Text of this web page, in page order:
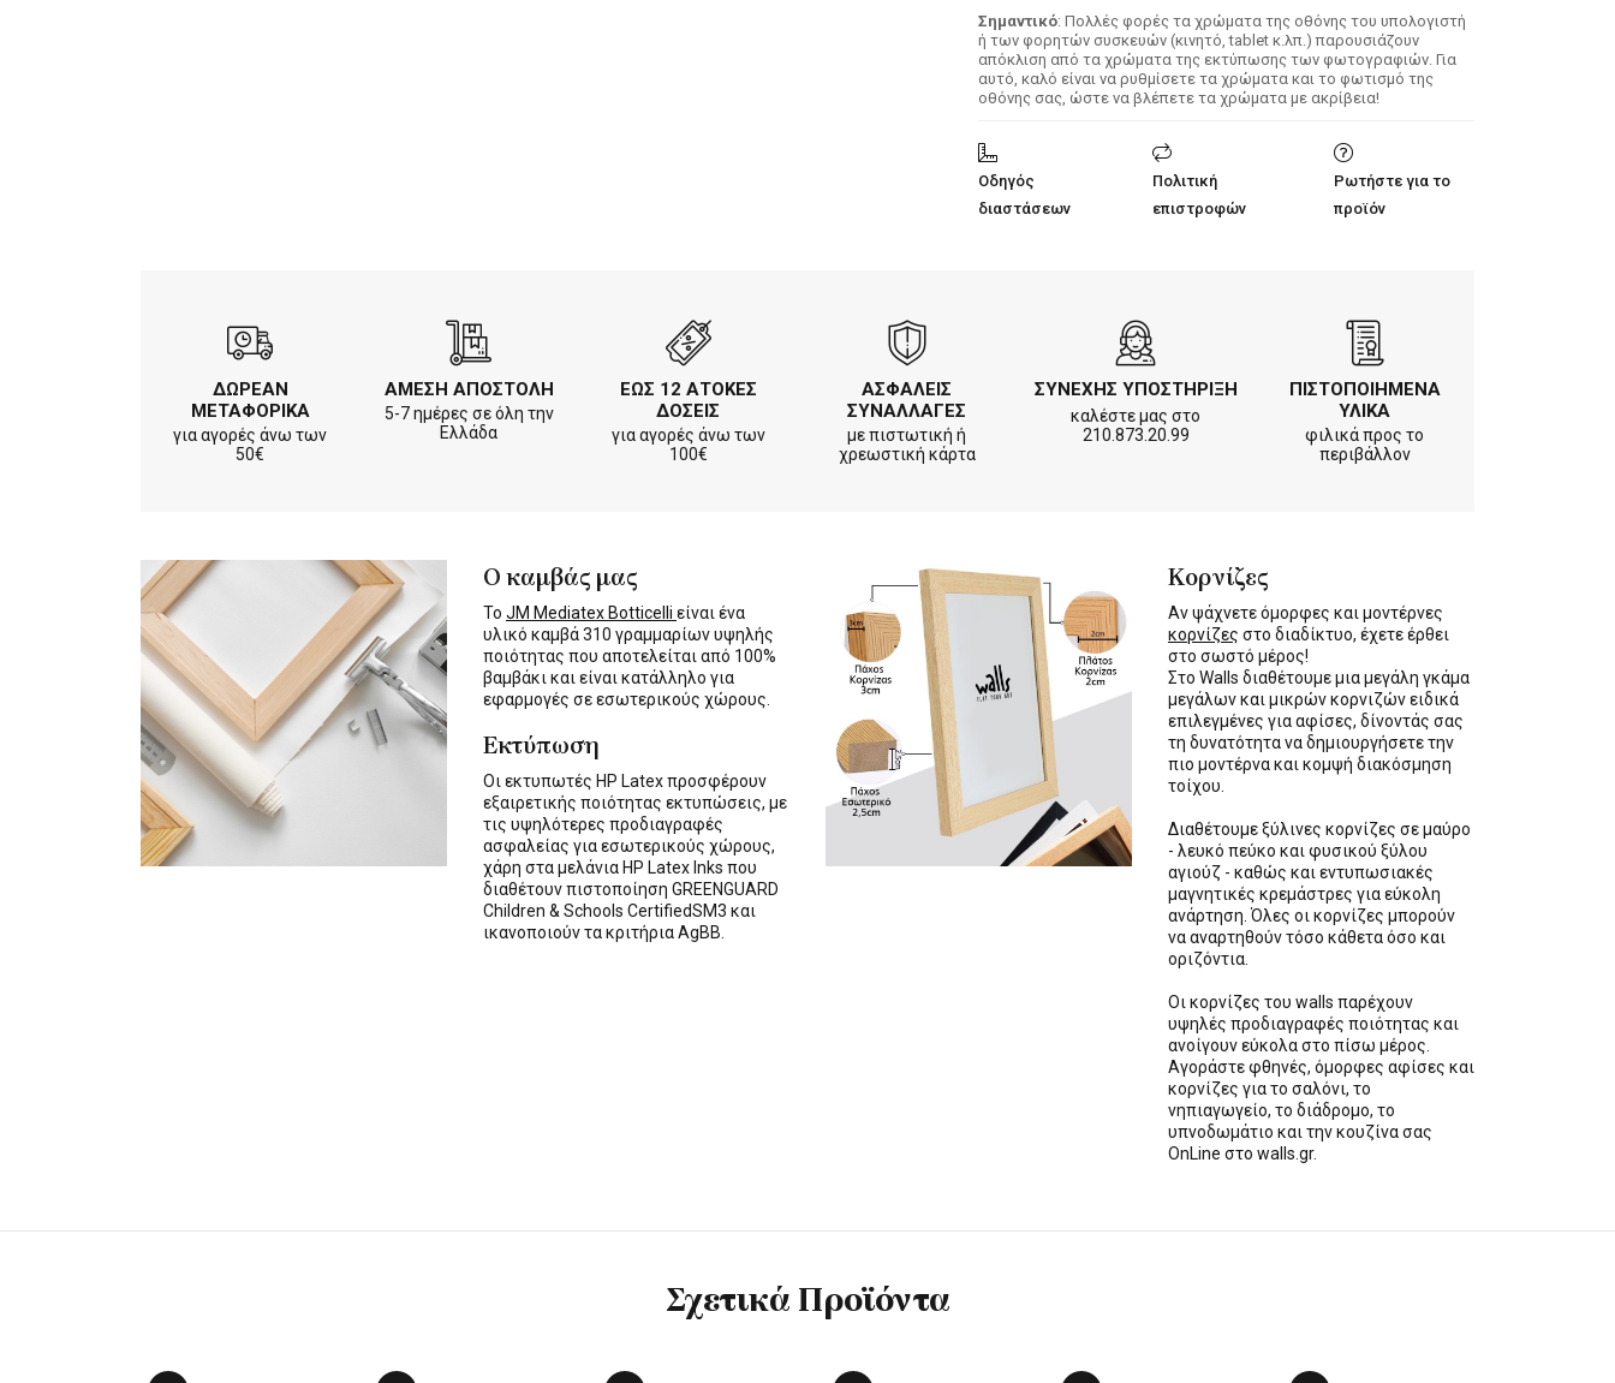
Σημαντικό: Πολλές φορές τα χρώματα της οθόνης του υπολογιστή
ή των φορητών συσκευών (κινητό, tablet κ.λπ.) παρουσιάζουν
απόκλιση από τα χρώματα της εκτύπωσης των φωτογραφιών. Για
αυτό, καλό είναι να ρυθμίσετε τα χρώματα και το φωτισμό της
οθόνης σας, ώστε να βλέπετε τα χρώματα με ακρίβεια!
Οδηγός
διαστάσεων
Πολιτική
επιστροφών
Ρωτήστε για το
προϊόν
ΔΩΡΕΑΝ
ΜΕΤΑΦΟΡΙΚΑ
για αγορές άνω των
50€
ΑΜΕΣΗ ΑΠΟΣΤΟΛΗ
5-7 ημέρες σε όλη την
Ελλάδα
ΕΩΣ 12 ΑΤΟΚΕΣ
ΔΟΣΕΙΣ
για αγορές άνω των
100€
ΑΣΦΑΛΕΙΣ
ΣΥΝΑΛΛΑΓΕΣ
με πιστωτική ή
χρεωστική κάρτα
ΣΥΝΕΧΗΣ ΥΠΟΣΤΗΡΙΞΗ
καλέστε μας στο
210.873.20.99
ΠΙΣΤΟΠΟΙΗΜΕΝΑ
ΥΛΙΚΑ
φιλικά προς το
περιβάλλον
Ο καμβάς μας
Το JM Mediatex Botticelli είναι ένα
υλικό καμβά 310 γραμμαρίων υψηλής
ποιότητας που αποτελείται από 100%
βαμβάκι και είναι κατάλληλο για
εφαρμογές σε εσωτερικούς χώρους.
Εκτύπωση
Οι εκτυπωτές HP Latex προσφέρουν
εξαιρετικής ποιότητας εκτυπώσεις, με
τις υψηλότερες προδιαγραφές
ασφαλείας για εσωτερικούς χώρους,
χάρη στα μελάνια HP Latex Inks που
διαθέτουν πιστοποίηση GREENGUARD
Children & Schools CertifiedSM3 και
ικανοποιούν τα κριτήρια AgBB.
Κορνίζες
Αν ψάχνετε όμορφες και μοντέρνες
κορνίζες στο διαδίκτυο, έχετε έρθει
στο σωστό μέρος!
Στο Walls διαθέτουμε μια μεγάλη γκάμα
μεγάλων και μικρών κορνιζών ειδικά
επιλεγμένες για αφίσες, δίνοντάς σας
τη δυνατότητα να δημιουργήσετε την
πιο μοντέρνα και κομψή διακόσμηση
τοίχου.
Διαθέτουμε ξύλινες κορνίζες σε μαύρο
- λευκό πεύκο και φυσικού ξύλου
αγιούζ - καθώς και εντυπωσιακές
μαγνητικές κρεμάστρες για εύκολη
ανάρτηση. Όλες οι κορνίζες μπορούν
να αναρτηθούν τόσο κάθετα όσο και
οριζόντια.
Οι κορνίζες του walls παρέχουν
υψηλές προδιαγραφές ποιότητας και
ανοίγουν εύκολα στο πίσω μέρος.
Αγοράστε φθηνές, όμορφες αφίσες και
κορνίζες για το σαλόνι, το
νηπιαγωγείο, το διάδρομο, το
υπνοδωμάτιο και την κουζίνα σας
OnLine στο walls.gr.
Σχετικά Προϊόντα